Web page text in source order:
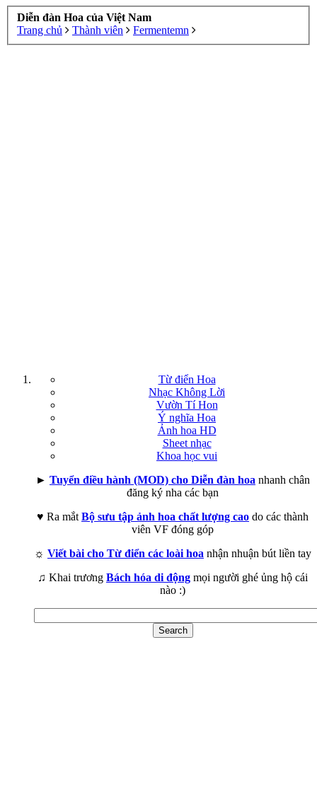
Diễn đàn Hoa của Việt Nam
Trang chủ
Thành viên Fermentemn
Từ điển Hoa
Nhạc Không Lời
Vườn Tí Hon
Ý nghĩa Hoa
Ảnh hoa HD
Sheet nhạc
Khoa học vui
► Tuyển điều hành (MOD) cho Diễn đàn hoa nhanh chân
đăng ký nha các bạn
♥ Ra mắt Bộ sưu tập ảnh hoa chất lượng cao do các thành
viên VF đóng góp
☼ Viết bài cho Từ điển các loài hoa nhận nhuận bút liền tay
♫ Khai trương Bách hóa di động mọi người ghé ủng hộ cái
nào :)